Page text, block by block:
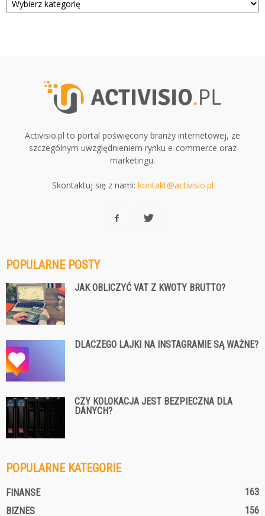
Activisio.pl to portal poświęcony branży internetowej, ze
szczególnym uwzględnieniem rynku e-commerce oraz
marketingu.
Skontaktuj się z nami: kontakt@activisio.pl
POPULARNE POSTY
JAK OBLICZYĆ VAT Z KWOTY BRUTTO?
DLACZEGO LAJKI NA INSTAGRAMIE SĄ WAŻNE?
CZY KOLOKACJA JEST BEZPIECZNA DLA
DANYCH?
POPULARNE KATEGORIE
FINANSE
163
BIZNES
156